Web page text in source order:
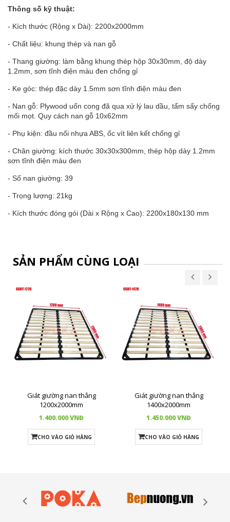
Thông số kỹ thuật:
- Kích thước (Rộng x Dài): 2200x2000mm
- Chất liệu: khung thép và nan gỗ
- Thang giường: làm bằng khung thép hộp 30x30mm, độ dày
1.2mm, sơn tĩnh điện màu đen chống gỉ
- Ke góc: thép đặc dày 1.5mm sơn tĩnh điện màu đen
- Nan gỗ: Plywood uốn cong đã qua xử lý lau dầu, tẩm sấy chống
mối mọt. Quy cách nan gỗ 10x62mm
- Phụ kiện: đầu nối nhựa ABS, ốc vít liên kết chống gỉ
- Chân giường: kích thước 30x30x300mm, thép hộp dày 1.2mm
sơn tĩnh điện màu đen
- Số nan giường: 39
- Trọng lượng: 21kg
- Kích thước đóng gói (Dài x Rộng x Cao): 2200x180x130 mm
SẢN PHẨM CÙNG LOẠI
Giát giường nan thẳng
1200x2000mm
1.400.000 VNĐ
CHO VÀO GIỎ HÀNG
Giát giường nan thẳng
1400x2000mm
1.450.000 VNĐ
CHO VÀO GIỎ HÀNG